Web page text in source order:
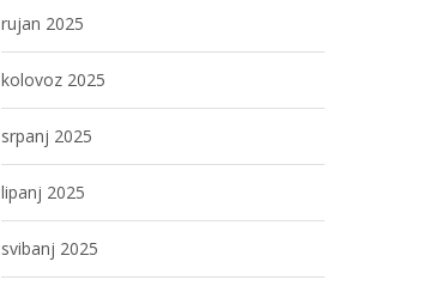
rujan 2025
kolovoz 2025
srpanj 2025
lipanj 2025
svibanj 2025